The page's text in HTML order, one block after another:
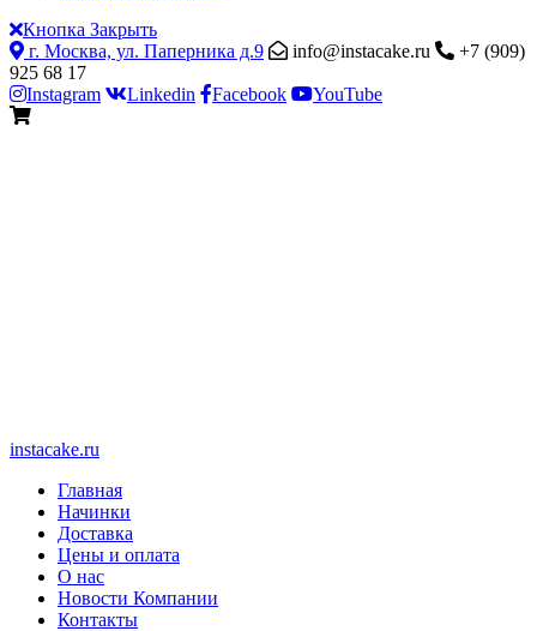
Кнопка Закрыть
г. Москва, ул. Паперника д.9
info@instacake.ru
+7 (909)
925 68 17
Instagram
Linkedin Facebook YouTube
instacake.ru
Главная
Начинки
Доставка
Цены и оплата
О нас
Новости Компании
Контакты